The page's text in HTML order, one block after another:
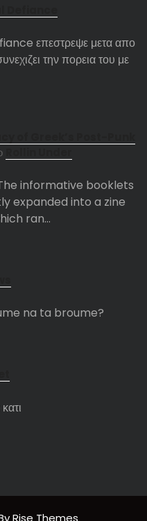
επεστρεψε μετα απο
την πορεια του με
informative booklets
expanded into a zine
ran…
na ta broume?
Rise Themes